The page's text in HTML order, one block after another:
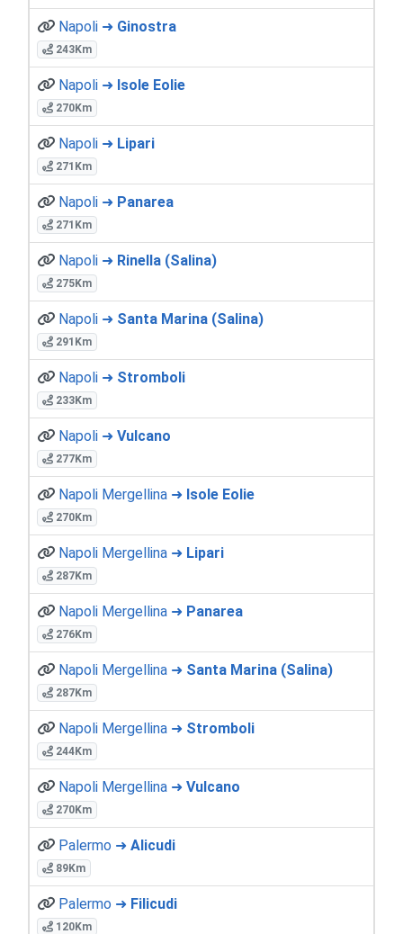
Napoli ➜ Ginostra
243Km
Napoli ➜ Isole Eolie
270Km
Napoli ➜ Lipari
271Km
Napoli ➜ Panarea
271Km
Napoli ➜ Rinella (Salina)
275Km
Napoli ➜ Santa Marina (Salina)
291Km
Napoli ➜ Stromboli
233Km
Napoli ➜ Vulcano
277Km
Napoli Mergellina ➜ Isole Eolie
270Km
Napoli Mergellina ➜ Lipari
287Km
Napoli Mergellina ➜ Panarea
276Km
Napoli Mergellina ➜ Santa Marina (Salina)
287Km
Napoli Mergellina ➜ Stromboli
244Km
Napoli Mergellina ➜ Vulcano
270Km
Palermo ➜ Alicudi
89Km
Palermo ➜ Filicudi
120Km